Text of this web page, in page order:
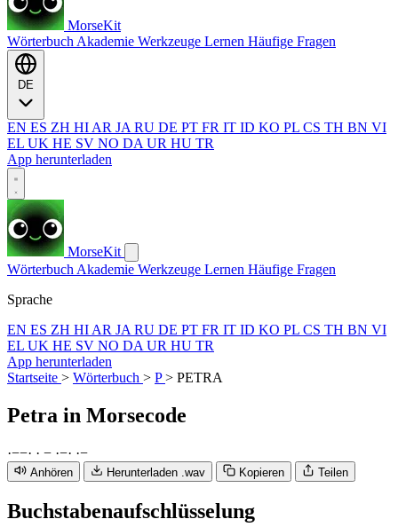
MorseKit
Wörterbuch Akademie Werkzeuge Lernen Häufige Fragen
EN ES ZH HI AR JA RU DE PT FR IT ID KO PL CS TH BN VI
EL UK HE SV NO DA UR HU TR
App herunterladen
MorseKit
Wörterbuch Akademie Werkzeuge Lernen Häufige Fragen
Sprache
EN ES ZH HI AR JA RU DE PT FR IT ID KO PL CS TH BN VI
EL UK HE SV NO DA UR HU TR
App herunterladen
Startseite > Wörterbuch > P> PETRA
Petra in Morsecode
·−−· · − ·−· ·−
Anhören Herunterladen .wav Kopieren Teilen
Buchstabenaufschlüsselung